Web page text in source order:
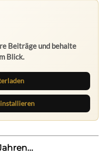
Beiträge und behalte
Blick.